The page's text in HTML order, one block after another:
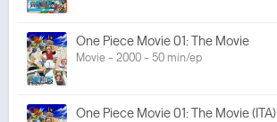
One Piece Movie 01: The Movie
Movie - 2000 - 50 min/ep
One Piece Movie 01: The Movie (ITA)